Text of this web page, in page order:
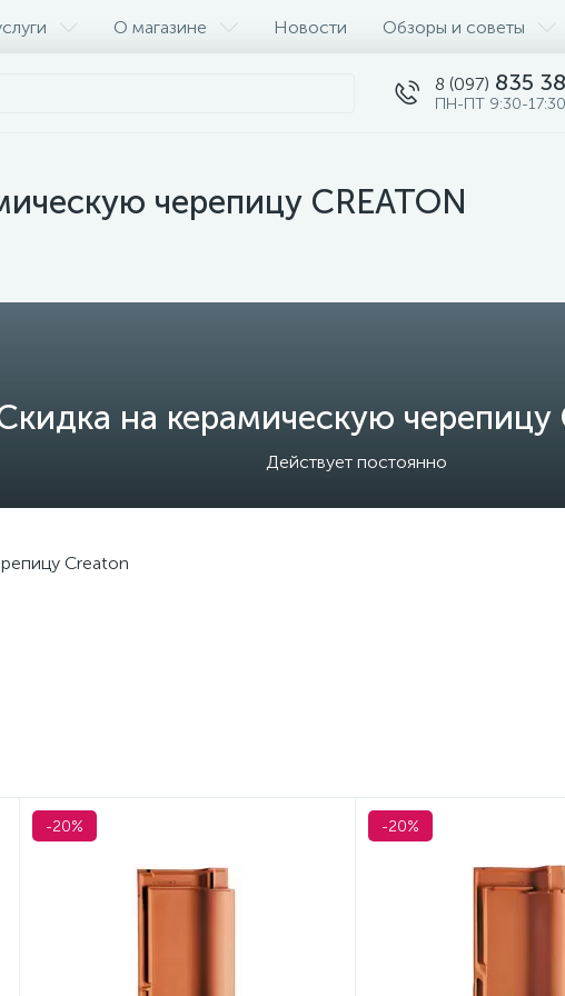
О магазине Новости Обзоры и советы
8 (097) 835
ПН-ПТ 9:30-
черепицу CREATON
на керамическую черепицу
Действует постоянно
Creaton
-20% -20%